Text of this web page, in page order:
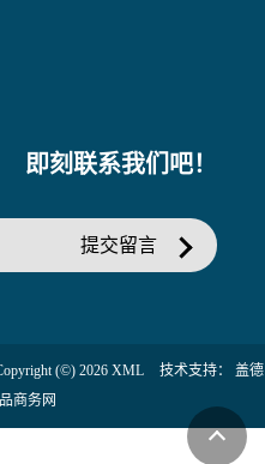
即刻联系我们吧！
提交留言
(©) 2026 XML 技术支持： 盖德
商务网